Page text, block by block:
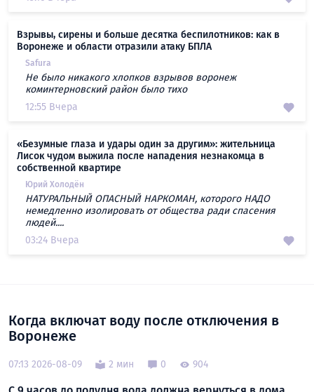
Взрывы, сирены и больше десятка беспилотников: как в
Воронеже и области отразили атаку БПЛА
Safura
Не было никакого хлопков взрывов воронеж
коминтерновский район было тихо
12:55 Вчера
«Безумные глаза и удары один за другим»: жительница
Лисок чудом выжила после нападения незнакомца в
собственной квартире
Юрий Холодён
НАТУРАЛЬНЫЙ ОПАСНЫЙ НАРКОМАН, которого НАДО
немедленно изолировать от общества ради спасения
людей....
03:24 Вчера
Когда включат воду после отключения в
Воронеже
07:13 2026-08-09 2 мин 0 904